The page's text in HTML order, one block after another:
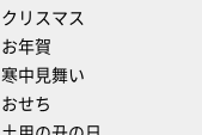
クリスマス
お年賀
寒中見舞い
おせち